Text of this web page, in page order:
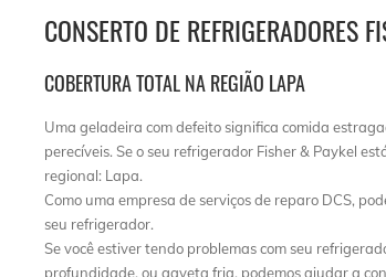
CONSERTO DE REFRIGERADORES
COBERTURA TOTAL NA REGIÃO LAPA
Uma geladeira com defeito significa comida
perecíveis. Se o seu refrigerador Fisher & Paykel
regional: Lapa.
Como uma empresa de serviços de reparo DCS,
seu refrigerador.
Se você estiver tendo problemas com seu
profundidade, ou gaveta fria, podemos ajudar a